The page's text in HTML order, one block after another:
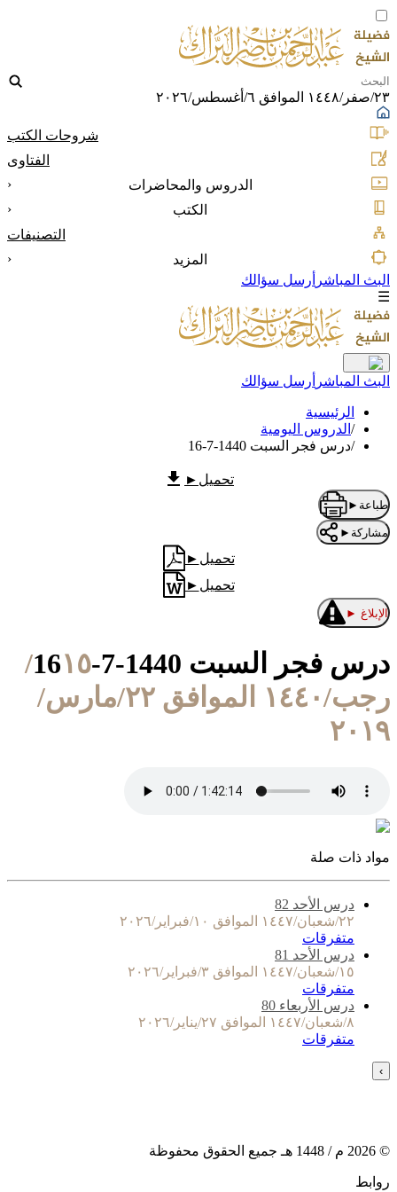
٢٣/صفر/١٤٤٨ الموافق ٦/أغسطس/٢٠٢٦
شروحات الكتب
الفتاوى
الدروس والمحاضرات
‹
الكتب
‹
التصنيفات
المزيد
‹
البث المباشر أرسل سؤالك
☰
البث المباشر أرسل سؤالك
الرئيسية
/ الدروس اليومية
/درس فجر السبت 1440-7-16
تحميل ►
طباعة ►
مشاركة ►
تحميل ►
تحميل ►
الإبلاغ ►
درس فجر السبت 1440-7-16
١٥/
رجب/١٤٤٠ الموافق ٢٢/مارس/
٢٠١٩
مواد ذات صلة
درس الأحد 82
٢٢/شعبان/١٤٤٧ الموافق ١٠/فبراير/٢٠٢٦
متفرقات
درس الأحد 81
١٥/شعبان/١٤٤٧ الموافق ٣/فبراير/٢٠٢٦
متفرقات
درس الأربعاء 80
٨/شعبان/١٤٤٧ الموافق ٢٧/يناير/٢٠٢٦
متفرقات
›
©
2026 م / 1448 هـ جميع الحقوق محفوظة
روابط